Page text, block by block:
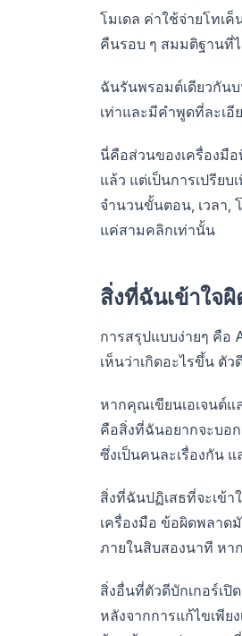
โมเดล ค่าใช้จ่ายโทเ
คืนรอบ ๆ สมมติฐานที่
ฉันรันพรอมต์เดียวกันบ
เท่าและมีคำพูดที่ละเอี
นี่คือส่วนของเครื่องมื
แล้ว แต่เป็นการเปรีย
จำนวนขั้นตอน, เวลา,
แค่สามคลิกเท่านั้น
สิ่งที่ฉันเข้าใจผิ
การสรุปแบบง่ายๆ คือ
เห็นว่าเกิดอะไรขึ้น ตั
หากคุณเขียนเอเจนต์
คือสิ่งที่ฉันอยากจะบอ
ซึ่งเป็นคนละเรื่องกัน
สิ่งที่ฉันปฏิเสธที่จะเข้า
เครื่องมือ ข้อผิดพลา
ภายในสิบสองนาที หา
สิ่งอื่นที่ตัวดีบักเกอร์เ
หลังจากการแก้ไขเพีย